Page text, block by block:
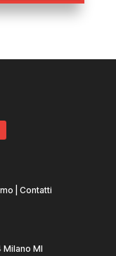
Contatti
Milano MI